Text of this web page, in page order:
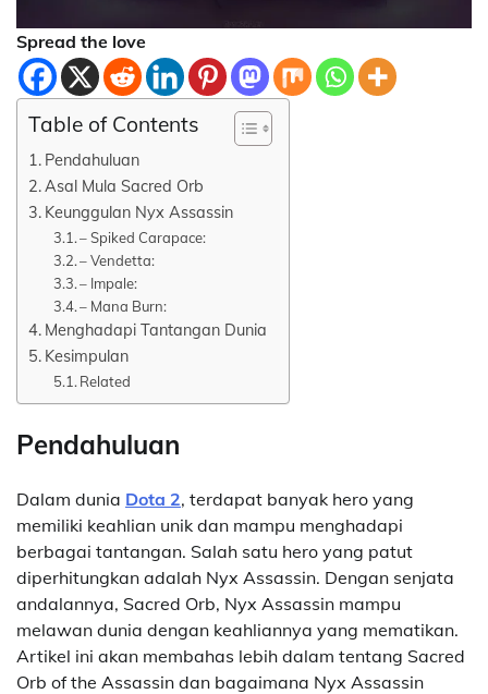
Spread the love
Table of Contents
Pendahuluan
Asal Mula Sacred Orb
Keunggulan Nyx Assassin
– Spiked Carapace:
– Vendetta:
– Impale:
– Mana Burn:
Menghadapi Tantangan Dunia
Kesimpulan
Related
Pendahuluan
Dalam dunia Dota 2, terdapat banyak hero yang
memiliki keahlian unik dan mampu menghadapi
berbagai tantangan. Salah satu hero yang patut
diperhitungkan adalah Nyx Assassin. Dengan senjata
andalannya, Sacred Orb, Nyx Assassin mampu
melawan dunia dengan keahliannya yang mematikan.
Artikel ini akan membahas lebih dalam tentang Sacred
Orb of the Assassin dan bagaimana Nyx Assassin